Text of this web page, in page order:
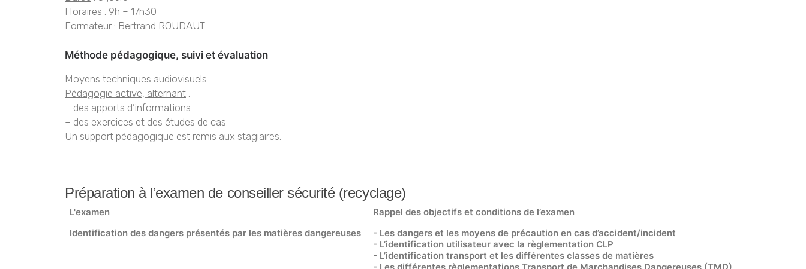
Horaires : 9h – 17h30
Formateur : Bertrand ROUDAUT
Méthode pédagogique, suivi et évaluation
Moyens techniques audiovisuels
Pédagogie active, alternant :
– des apports d’informations
– des exercices et des études de cas
Un support pédagogique est remis aux stagiaires.
Préparation à l’examen de conseiller sécurité (recyclage)
L'examen
Rappel des objectifs et conditions de l’examen
Identification des dangers présentés par les matières dangereuses
- Les dangers et les moyens de précaution en cas d’accident/incident
- L’identification utilisateur avec la règlementation CLP
- L’identification transport et les différentes classes de matières